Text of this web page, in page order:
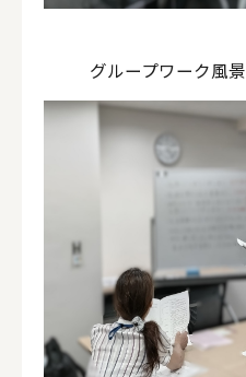
グループワーク風景